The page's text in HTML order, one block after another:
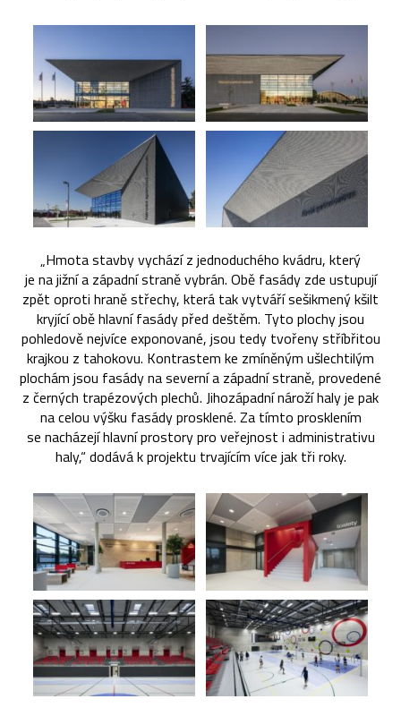
„Hmota stavby vychází z jednoduchého kvádru, který
je na jižní a západní straně vybrán. Obě fasády zde ustupují
zpět oproti hraně střechy, která tak vytváří sešikmený kšilt
kryjící obě hlavní fasády před deštěm. Tyto plochy jsou
pohledově nejvíce exponované, jsou tedy tvořeny stříbřitou
krajkou z tahokovu. Kontrastem ke zmíněným ušlechtilým
plochám jsou fasády na severní a západní straně, provedené
z černých trapézových plechů. Jihozápadní nároží haly je pak
na celou výšku fasády prosklené. Za tímto prosklením
se nacházejí hlavní prostory pro veřejnost i administrativu
haly,“ dodává k projektu trvajícím více jak tři roky.